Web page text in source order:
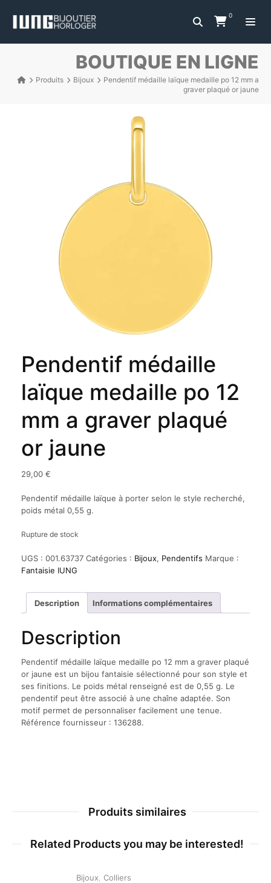
0
BOUTIQUE EN LIGNE
Produits Bijoux
Pendentif médaille laïque medaille po 12 mm a
graver plaqué or jaune
Pendentif médaille
laïque medaille po 12
mm a graver plaqué
or jaune
29,00 €
Pendentif médaille laïque à porter selon le style recherché,
poids métal 0,55 g.
Rupture de stock
UGS : 001.63737 Catégories : Bijoux, Pendentifs Marque :
Fantaisie IUNG
Description Informations complémentaires
Description
Pendentif médaille laïque medaille po 12 mm a graver plaqué
or jaune est un bijou fantaisie sélectionné pour son style et
ses finitions. Le poids métal renseigné est de 0,55 g. Le
pendentif peut être associé à une chaîne adaptée. Son
motif permet de personnaliser facilement une tenue.
Référence fournisseur : 136288.
Produits similaires
Related Products you may be interested!
Bijoux Colliers